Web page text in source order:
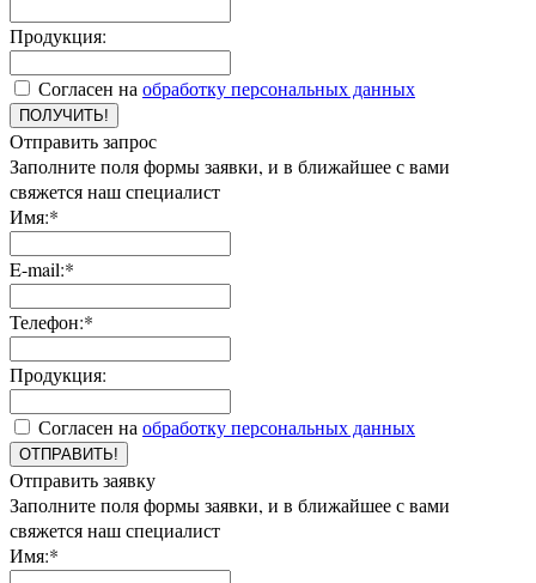
Продукция:
Согласен на обработку персональных данных
ПОЛУЧИТЬ!
Отправить запрос
Заполните поля формы заявки, и в ближайшее с вами
свяжется наш специалист
Имя:*
E-mail:*
Телефон:*
Продукция:
Согласен на обработку персональных данных
ОТПРАВИТЬ!
Отправить заявку
Заполните поля формы заявки, и в ближайшее с вами
свяжется наш специалист
Имя:*